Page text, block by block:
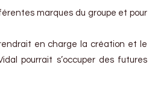
marques du groupe et pour
en charge la création et le
pourrait s’occuper des futures